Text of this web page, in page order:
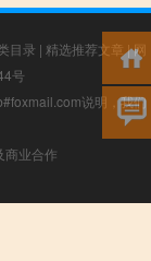
目录 | 精选推荐文章|网
号
说明，我们
商业合作